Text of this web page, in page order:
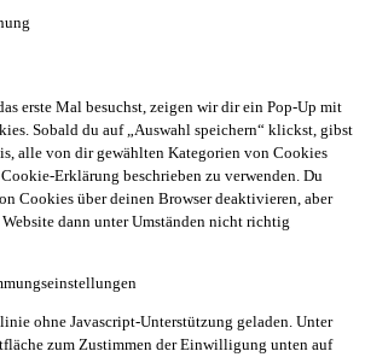
erste Mal besuchst, zeigen wir dir ein Pop-Up mit
Sobald du auf „Auswahl speichern“ klickst, gibst
alle von dir gewählten Kategorien von Cookies
Erklärung beschrieben zu verwenden. Du
Cookies über deinen Browser deaktivieren, aber
Website dann unter Umständen nicht richtig
ohne Javascript-Unterstützung geladen. Unter
zum Zustimmen der Einwilligung unten auf